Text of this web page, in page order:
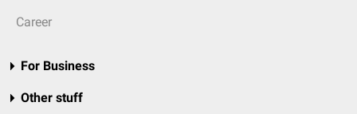
Career
For Business
Other stuff